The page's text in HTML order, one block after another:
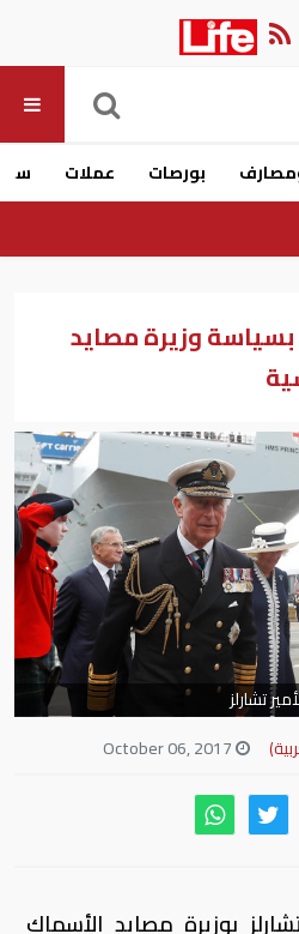
بورصات عملات
بسياسة وزيرة مصايد
تشارلز
بوزيرة مصايد الأسماك